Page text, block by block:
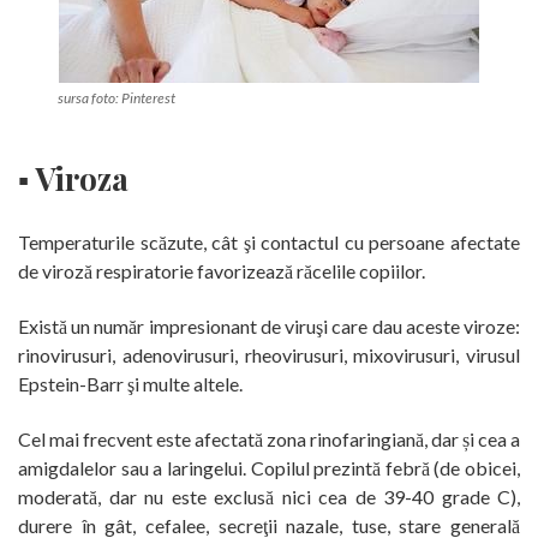
sursa foto: Pinterest
▪ Viroza
Temperaturile scăzute, cât şi contactul cu persoane afectate
de viroză respiratorie favorizează răcelile copiilor.
Există un număr impresionant de viruşi care dau aceste viroze:
rinovirusuri, adenovirusuri, rheovirusuri, mixovirusuri, virusul
Epstein-Barr şi multe altele.
Cel mai frecvent este afectată zona rinofaringiană, dar și cea a
amigdalelor sau a laringelui. Copilul prezintă febră (de obicei,
moderată, dar nu este exclusă nici cea de 39-40 grade C),
durere în gât, cefalee, secreţii nazale, tuse, stare generală